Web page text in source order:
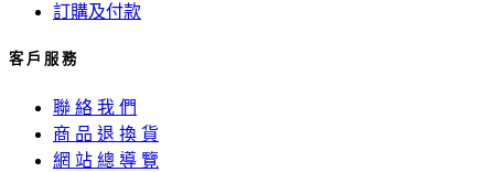
訂購及付款
客 戶 服 務
聯 絡 我 們
商 品 退 換 貨
網 站 總 導 覽